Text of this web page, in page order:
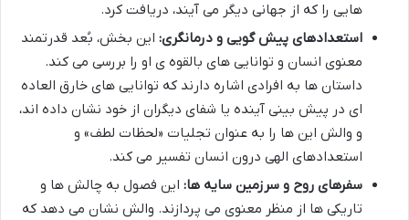
هایی را که از جهانی دیگر می آیند، دریافت کرد.
استعدادهای پیش گویی و درمانگری: این بخش، بُعد قدرتمند
معنوی انسان و توانایی های بالقوه ی او را بررسی می کند.
داستان ها به افرادی اشاره دارند که توانایی های خارق العاده
ای در پیش بینی آینده یا شفای دیگران از خود نشان داده اند،
و والش این ها را به عنوان تجلیات «لحظات لطف» و
استعدادهای الهی درون انسان تفسیر می کند.
سفرهای روح و سرزمین سایه ها: این فصول به چالش ها و
تاریکی ها از منظر معنوی می پردازند. والش نشان می دهد که